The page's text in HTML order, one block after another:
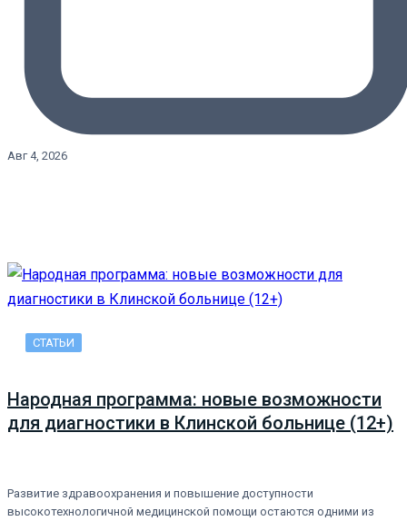
Авг 4, 2026
СТАТЬИ
Народная программа: новые возможности
для диагностики в Клинской больнице (12+)
Развитие здравоохранения и повышение доступности
высокотехнологичной медицинской помощи остаются одними из